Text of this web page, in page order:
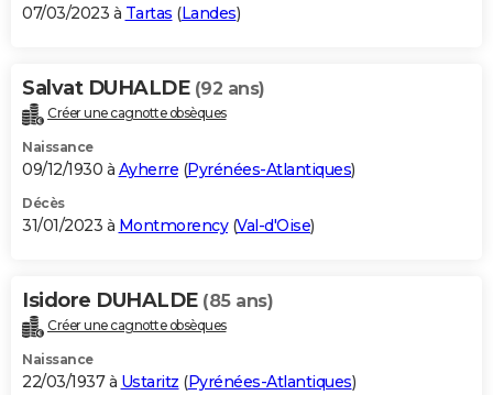
07/03/2023 à Tartas (Landes)
Salvat DUHALDE (92 ans)
Créer une cagnotte obsèques
Naissance
09/12/1930 à Ayherre (Pyrénées-Atlantiques)
Décès
31/01/2023 à Montmorency(Val-d'Oise)
Isidore DUHALDE (85 ans)
Créer une cagnotte obsèques
Naissance
22/03/1937 à Ustaritz (Pyrénées-Atlantiques)